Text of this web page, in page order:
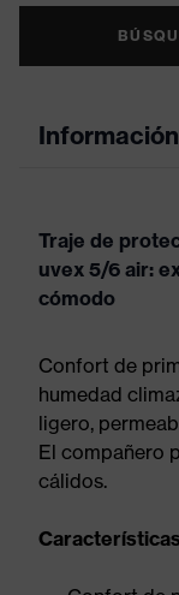
Traje de
uvex 5/6 air:
cómodo
Confort de
humedad
ligero,
El compañero
cálidos.